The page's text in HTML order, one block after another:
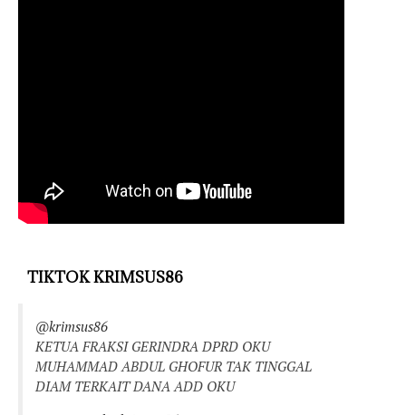
TIKTOK KRIMSUS86
@krimsus86
KETUA FRAKSI GERINDRA DPRD OKU
MUHAMMAD ABDUL GHOFUR TAK TINGGAL
DIAM TERKAIT DANA ADD OKU